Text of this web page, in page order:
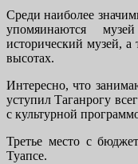
Среди наиболее
упомяинаются
исторический музей,
высотах.
Интересно, что
уступил Таганрогу
с культурной
Третье место с
Туапсе.